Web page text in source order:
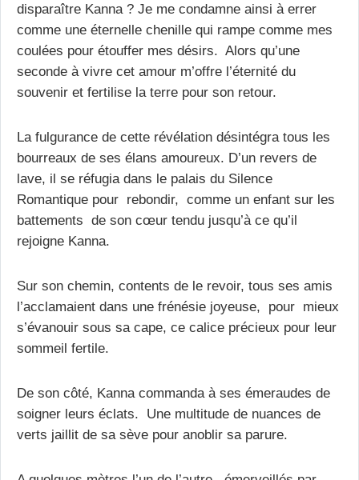
disparaître Kanna ? Je me condamne ainsi à errer
comme une éternelle chenille qui rampe comme mes
coulées pour étouffer mes désirs. Alors qu’une
seconde à vivre cet amour m’offre l’éternité du
souvenir et fertilise la terre pour son retour.
La fulgurance de cette révélation désintégra tous les
bourreaux de ses élans amoureux. D’un revers de
lave, il se réfugia dans le palais du Silence
Romantique pour rebondir, comme un enfant sur les
battements de son cœur tendu jusqu’à ce qu’il
rejoigne Kanna.
Sur son chemin, contents de le revoir, tous ses amis
l’acclamaient dans une frénésie joyeuse, pour mieux
s’évanouir sous sa cape, ce calice précieux pour leur
sommeil fertile.
De son côté, Kanna commanda à ses émeraudes de
soigner leurs éclats. Une multitude de nuances de
verts jaillit de sa sève pour anoblir sa parure.